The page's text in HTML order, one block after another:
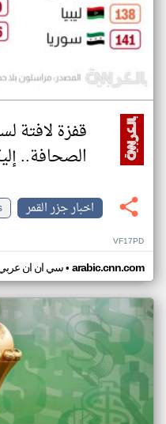
قفزة لافتة
الصحافة..
اخبار جزر القمر
VF17PD
سي ان ان• arabic.cnn.com